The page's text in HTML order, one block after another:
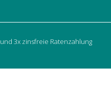
und 3x zinsfreie Ratenzahlung